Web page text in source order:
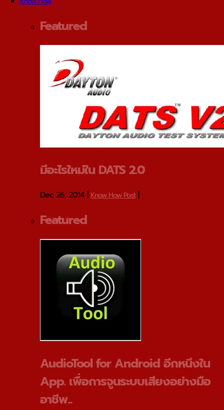
Featured
มีอะไรใหม่ใน DATS 2.0
Dec 26, 2014| Know How Post|
Featured
AudioTool for Android อีกหนึงใน
App. เพื่อการจูนระบบเสียงอย่างมือ
อาชีพ...